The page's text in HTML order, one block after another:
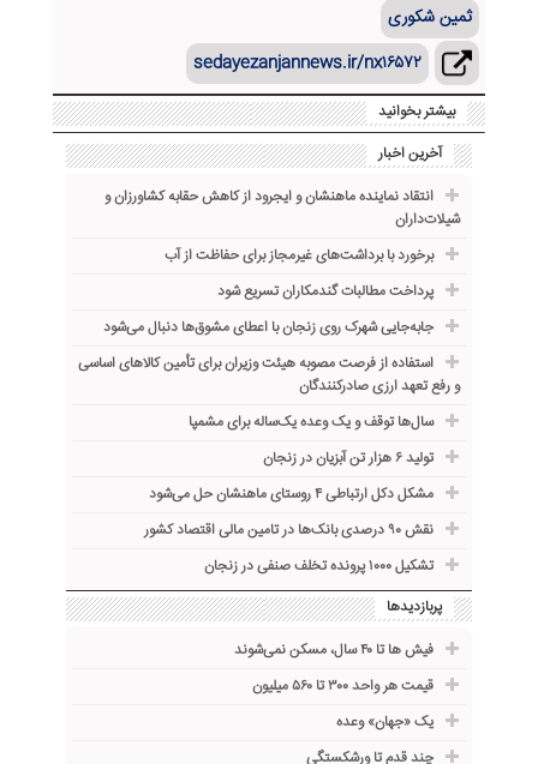
ثمین شکوری
sedayezanjannews.ir/nx۱۶۵۷۲
بیشتر بخوانید
آخرین اخبار
انتقاد نماینده ماهنشان و ایجرود از کاهش حقابه کشاورزان و
شیلات‌داران
برخورد با برداشت‌های غیرمجاز برای حفاظت از آب
پرداخت مطالبات گندمکاران تسریع شود
جابه‌جایی شهرک روی زنجان با اعطای مشوق‌ها دنبال می‌شود
استفاده از فرصت مصوبه هیئت وزیران برای تأمین کالاهای اساسی
و رفع تعهد ارزی صادرکنندگان
سال‌ها توقف و یک وعده یک‌ساله برای مشمپا
تولید ۶ هزار تن آبزیان در زنجان
مشکل دکل ارتباطی ۴ روستای ماهنشان حل می‌شود
نقش ۹۰ درصدی بانک‌ها در تامین مالی اقتصاد کشور
تشکیل ۱۰۰۰ پرونده تخلف صنفی در زنجان
پربازدیدها
فیش ها تا ۴۰ سال، مسکن نمی‌شوند
قیمت هر واحد ۳۰۰ تا ۵۶۰ میلیون
یک «جهان» وعده
چند قدم تا ورشکستگی